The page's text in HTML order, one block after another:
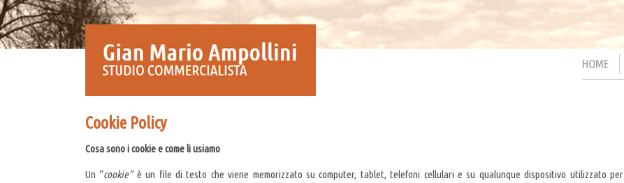
HOME
Cookie Policy
Cosa sono i cookie e come li usiamo
Un “cookie” è un file di testo che viene memorizzato su computer, tablet, telefoni cellulari e su qualunque dispositivo utilizzato per